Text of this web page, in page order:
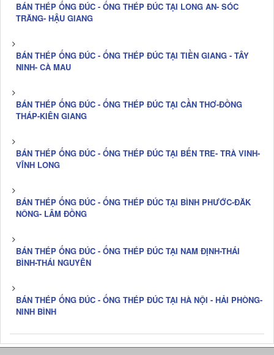
BÁN THÉP ỐNG ĐÚC - ỐNG THÉP ĐÚC TẠI LONG AN- SÓC
TRĂNG- HẬU GIANG
BÁN THÉP ỐNG ĐÚC - ỐNG THÉP ĐÚC TẠI TIỀN GIANG - TÂY
NINH- CÀ MAU
BÁN THÉP ỐNG ĐÚC - ỐNG THÉP ĐÚC TẠI CẦN THƠ-ĐỒNG
THÁP-KIÊN GIANG
BÁN THÉP ỐNG ĐÚC - ỐNG THÉP ĐÚC TẠI BẾN TRE- TRÀ VINH-
VĨNH LONG
BÁN THÉP ỐNG ĐÚC - ỐNG THÉP ĐÚC TẠI BÌNH PHƯỚC-ĐĂK
NÔNG- LÂM ĐỒNG
BÁN THÉP ỐNG ĐÚC - ỐNG THÉP ĐÚC TẠI NAM ĐỊNH-THÁI
BÌNH-THÁI NGUYÊN
BÁN THÉP ỐNG ĐÚC - ỐNG THÉP ĐÚC TẠI HÀ NỘI - HẢI PHÒNG-
NINH BÌNH